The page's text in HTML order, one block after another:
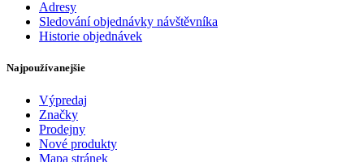
Adresy
Sledování objednávky návštěvníka
Historie objednávek
Najpoužívanejšie
Výpredaj
Značky
Prodejny
Nové produkty
Mapa stránek